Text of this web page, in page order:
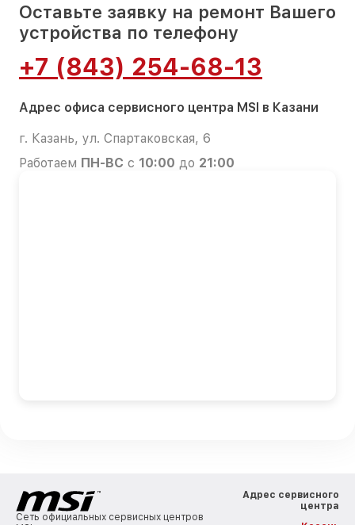
Оставьте заявку на ремонт Вашего
устройства по телефону
+7 (843) 254-68-13
Адрес офиса сервисного центра MSI в Казани
г. Казань, ул. Спартаковская, 6
Работаем ПН-ВС с 10:00 до 21:00
Сеть официальных сервисных центров
Адрес сервисного
центра